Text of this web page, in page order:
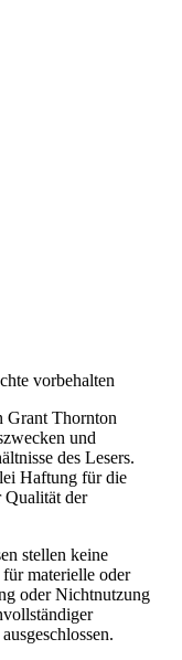
vorbehalten
Grant Thornton
und
des Lesers.
Haftung für die
der
stellen keine
für materielle oder
oder Nichtnutzung